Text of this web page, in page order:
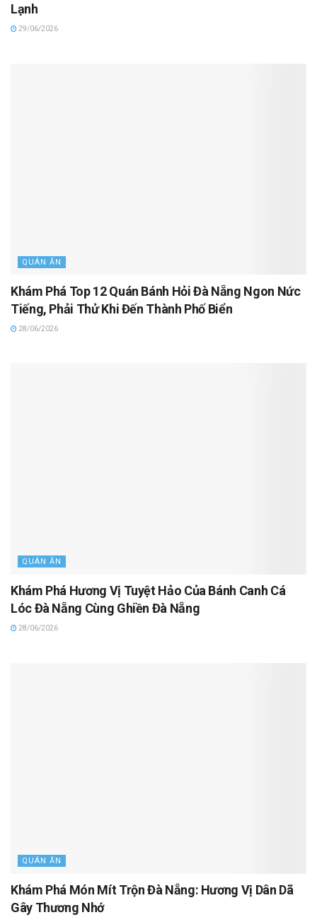
Lạnh
29/06/2026
QUÁN ĂN
Khám Phá Top 12 Quán Bánh Hỏi Đà Nẵng Ngon Nức
Tiếng, Phải Thử Khi Đến Thành Phố Biển
28/06/2026
QUÁN ĂN
Khám Phá Hương Vị Tuyệt Hảo Của Bánh Canh Cá
Lóc Đà Nẵng Cùng Ghiền Đà Nẵng
28/06/2026
QUÁN ĂN
Khám Phá Món Mít Trộn Đà Nẵng: Hương Vị Dân Dã
Gây Thương Nhớ